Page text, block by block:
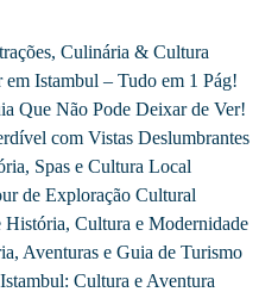
Culinária & Cultura
Istambul – Tudo em 1 Pág!
Que Não Pode Deixar de Ver!
com Vistas Deslumbrantes
Spas e Cultura Local
de Exploração Cultural
Cultura e Modernidade
Aventuras e Guia de Turismo
Cultura e Aventura